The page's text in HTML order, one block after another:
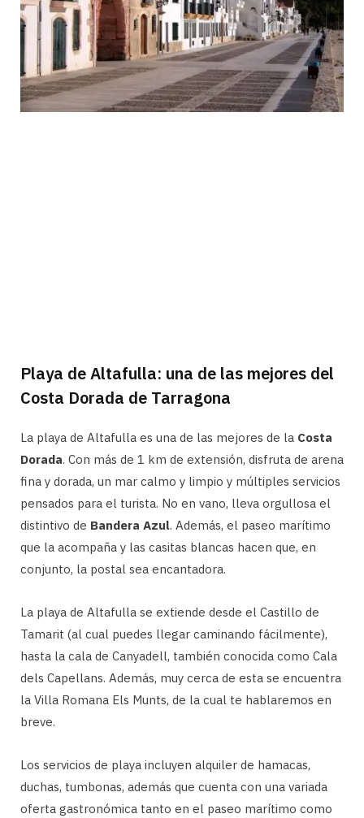
Playa de Altafulla: una de las mejores del
Costa Dorada de Tarragona
La playa de Altafulla es una de las mejores de la Costa
Dorada. Con más de 1 km de extensión, disfruta de arena
fina y dorada, un mar calmo y limpio y múltiples servicios
pensados para el turista. No en vano, lleva orgullosa el
distintivo de Bandera Azul. Además, el paseo marítimo
que la acompaña y las casitas blancas hacen que, en
conjunto, la postal sea encantadora.
La playa de Altafulla se extiende desde el Castillo de
Tamarit (al cual puedes llegar caminando fácilmente),
hasta la cala de Canyadell, también conocida como Cala
dels Capellans. Además, muy cerca de esta se encuentra
la Villa Romana Els Munts, de la cual te hablaremos en
breve.
Los servicios de playa incluyen alquiler de hamacas,
duchas, tumbonas, además que cuenta con una variada
oferta gastronómica tanto en el paseo marítimo como